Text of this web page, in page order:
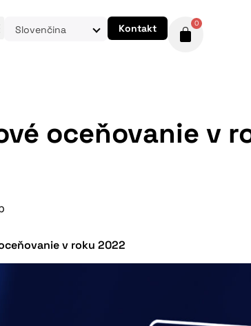
Slovenčina Kontakt 0
oceňovanie v
v roku 2022